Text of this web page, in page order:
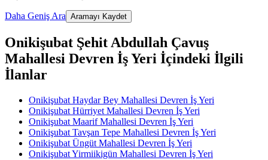
Daha Geniş Ara Aramayı Kaydet
Onikişubat Şehit Abdullah Çavuş
Mahallesi Devren İş Yeri İçindeki İlgili
İlanlar
Onikişubat Haydar Bey Mahallesi Devren İş Yeri
Onikişubat Hürriyet Mahallesi Devren İş Yeri
Onikişubat Maarif Mahallesi Devren İş Yeri
Onikişubat Tavşan Tepe Mahallesi Devren İş Yeri
Onikişubat Üngüt Mahallesi Devren İş Yeri
Onikişubat Yirmiikigün Mahallesi Devren İş Yeri